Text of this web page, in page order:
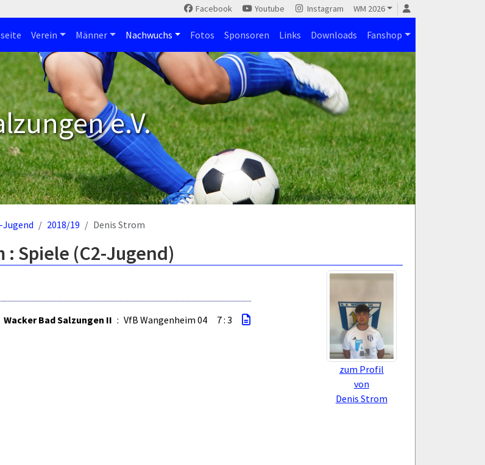
Facebook Youtube Instagram WM 2026
Verein Männer Nachwuchs Fotos Sponsoren Links Downloads Fanshop
e.V.
Jugend 2018/19 Denis Strom
: Spiele (C2-Jugend)
zum Profil
von
Denis Strom
Wacker Bad Salzungen II : VfB Wangenheim 04 7 : 3